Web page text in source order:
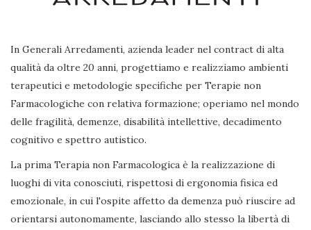
In Generali Arredamenti, azienda leader nel contract di alta
qualità da oltre 20 anni, progettiamo e realizziamo ambienti
terapeutici e metodologie specifiche per Terapie non
Farmacologiche con relativa formazione; operiamo nel mondo
delle fragilità, demenze, disabilità intellettive, decadimento
cognitivo e spettro autistico.
La prima Terapia non Farmacologica è la realizzazione di
luoghi di vita conosciuti, rispettosi di ergonomia fisica ed
emozionale, in cui l'ospite affetto da demenza può riuscire ad
orientarsi autonomamente, lasciando allo stesso la libertà di